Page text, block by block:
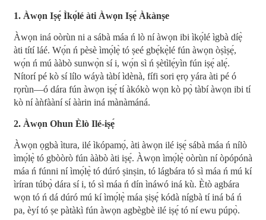
1. Àwọn Iṣẹ́ Ìkọ́lé àti Àwọn Iṣẹ́ Àkànṣe
Àwọn iná oòrùn ni a sábà máa ń lò ní àwọn ibi ìkọ́lé ìgbà díẹ̀
àti títí láé. Wọ́n ń pèsè ìmọ́lẹ̀ tó ṣeé gbẹ́kẹ̀lé fún àwọn òṣìṣẹ́,
wọ́n ń mú ààbò sunwọ̀n sí i, wọ́n sì ń ṣètìlẹ́yìn fún iṣẹ́ alẹ́.
Nítorí pé kò sí lílo wáyà tàbí ìdènà, fífi sori ẹrọ yára àti pé ó
rọrùn—ó dára fún àwọn iṣẹ́ tí àkókò wọn kò pọ̀ tàbí àwọn ibi tí
kò ní àǹfààní sí ààrin iná mànàmáná.
2. Àwọn Ohun Èlò Ilé-iṣẹ́
Àwọn ọgbà ìtura, ilé ìkópamọ́, àti àwọn ilé iṣẹ́ sábà máa ń nílò
ìmọ́lẹ̀ tó gbòòrò fún ààbò àti iṣẹ́. Àwọn ìmọ́lẹ̀ oòrùn ní òpópónà
máa ń fúnni ní ìmọ́lẹ̀ tó dúró ṣinṣin, tó lágbára tó sì máa ń mú kí
ìríran túbọ̀ dára sí i, tó sì máa ń dín ìnáwó iná kù. Ètò agbára
wọn tó ń dá dúró mú kí ìmọ́lẹ̀ máa ṣiṣẹ́ kódà nígbà tí iná bá ń
pa, èyí tó ṣe pàtàkì fún àwọn agbègbè ilé iṣẹ́ tó ní ewu púpọ̀.